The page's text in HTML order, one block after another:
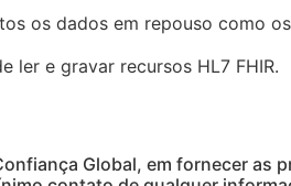
os dados em repouso como
ler e gravar recursos HL7 FHIR.
Global, em fornecer as